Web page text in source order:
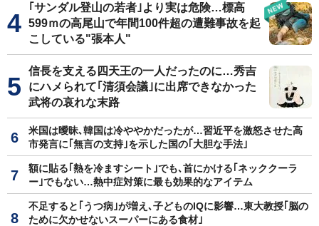
｢サンダル登山の若者｣より実は危険…標高
599ｍの高尾山で年間100件超の遭難事故を起
こしている"張本人"
信長を支える四天王の一人だったのに…秀吉
にハメられて｢清須会議｣に出席できなかった
武将の哀れな末路
米国は曖昧､韓国は冷ややかだったが…習近平を激怒させた高
市発言に｢無言の支持｣を示した国の｢大胆な手法｣
額に貼る｢熱を冷ますシート｣でも､首にかける｢ネッククーラ
ー｣でもない…熱中症対策に最も効果的なアイテム
不足すると｢うつ病｣が増え､子どものIQに影響…東大教授｢脳の
ために欠かせないスーパーにある食材｣